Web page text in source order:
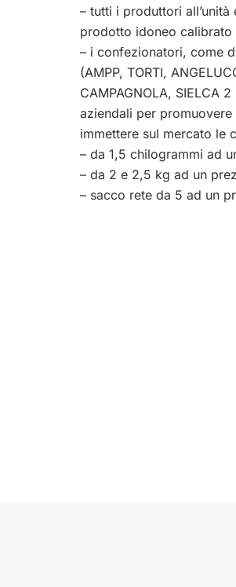
– tutti i produttori
prodotto idoneo calibrato
– i confezionatori, come
(AMPP, TORTI,
CAMPAGNOLA, SIELCA
aziendali per
immettere sul mercato le
– da 1,5 chilogrammi ad
– da 2 e 2,5 kg ad un
– sacco rete da 5 ad un